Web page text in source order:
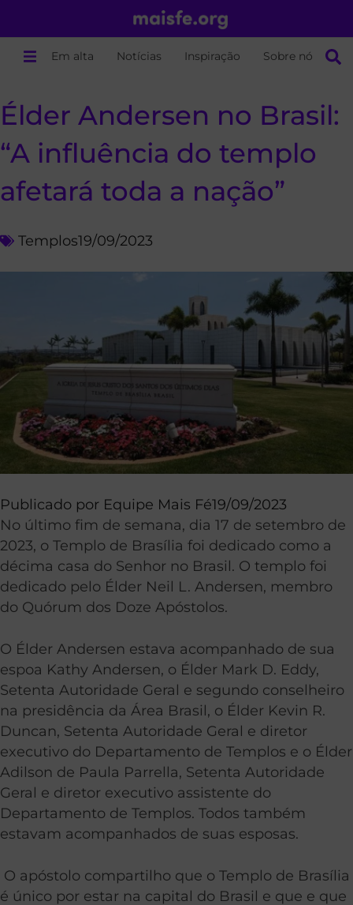
Em alta Notícias Inspiração Sobre nós
Élder Andersen no Brasil:
“A influência do templo
afetará toda a nação”
Templos19/09/2023
Publicado por Equipe Mais Fé19/09/2023
No último fim de semana, dia 17 de setembro de
2023, o Templo de Brasília foi dedicado como a
décima casa do Senhor no Brasil. O templo foi
dedicado pelo Élder Neil L. Andersen, membro
do Quórum dos Doze Apóstolos.
O Élder Andersen estava acompanhado de sua
espoa Kathy Andersen, o Élder Mark D. Eddy,
Setenta Autoridade Geral e segundo conselheiro
na presidência da Área Brasil, o Élder Kevin R.
Duncan, Setenta Autoridade Geral e diretor
executivo do Departamento de Templos e o Élder
Adilson de Paula Parrella, Setenta Autoridade
Geral e diretor executivo assistente do
Departamento de Templos. Todos também
estavam acompanhados de suas esposas.
O apóstolo compartilho que o Templo de Brasília
é único por estar na capital do Brasil e que e que